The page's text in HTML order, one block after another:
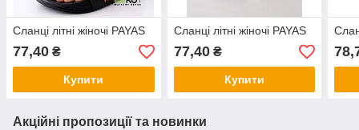
Сланці літні жіночі PAYAS
77,40 ₴
Купити
Сланці літні жіночі PAYAS
77,40₴
Купити
Акційні пропозиції та новинки